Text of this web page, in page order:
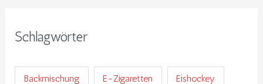
Schlagwörter
Backmischung E-Zigaretten Eishockey